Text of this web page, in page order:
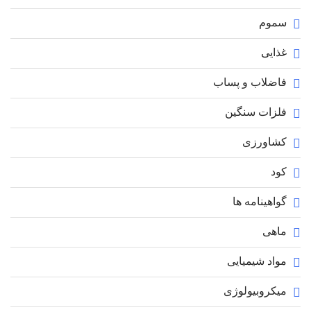
سموم
غذایی
فاضلاب و پساب
فلزات سنگین
کشاورزی
کود
گواهینامه ها
ماهی
مواد شیمیایی
میکروبیولوژی